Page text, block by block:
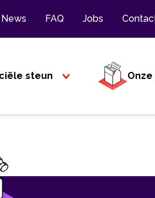
News FAQ Jobs
steun